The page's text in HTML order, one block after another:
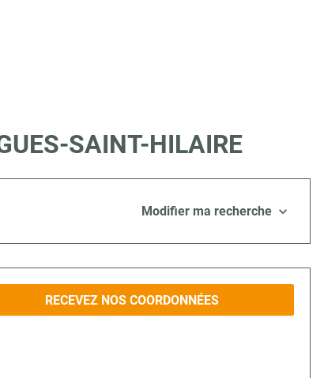
SAINT-HILAIRE
Modifier ma recherche
RECEVEZ NOS COORDONNÉES